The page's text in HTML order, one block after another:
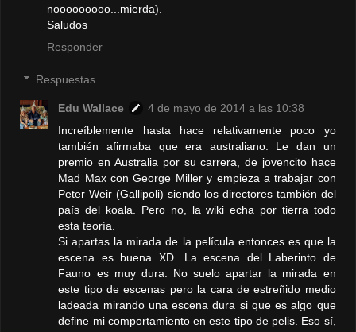
nooooooooo...mierda).
Saludos
Responder
Respuestas
Edu Wallace
4 de mayo de 2014 a las 10:38
Increíblemente hasta hace relativamente poco yo
también afirmaba que era australiano. Le dan un
premio en Australia por su carrera, de jovencito hace
Mad Max con George Miller y empieza a trabajar con
Peter Weir (Gallipoli) siendo los directores también del
país del koala. Pero no, la wiki echa por tierra todo
esta teoría.
Si apartas la mirada de la película entonces es que la
escena es buena XD. La escena del Laberinto de
Fauno es muy dura. No suelo apartar la mirada en
este tipo de escenas pero la cara de estreñido medio
ladeada mirando una escena dura si que es algo que
define mi comportamiento en este tipo de pelis. Eso sí,